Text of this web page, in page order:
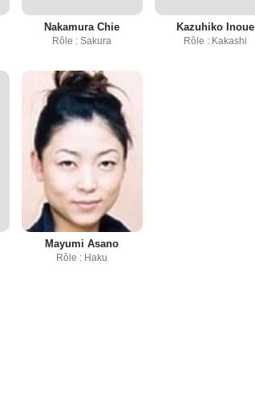
Nakamura Chie
Rôle : Sakura
Kazuhiko Inoue
Rôle : Kakashi
Mayumi Asano
Rôle : Haku